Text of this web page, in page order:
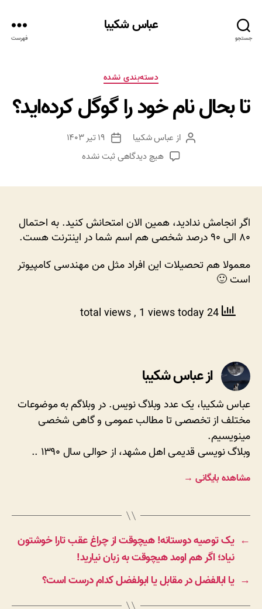
جستجو
عباس شکیبا
فهرست
دسته‌ها
دسته‌بندی نشده
تا بحال نام خود را گوگل کرده‌اید؟
نویسنده
نوشته
از عباس شکیبا
تاریخ
نوشته
۱۹ تیر ۱۴۰۳
هیچ دیدگاهیبرای
را
گوگل
کرده‌اید؟
ثبت نشده
اگر انجامش ندادید، همین الان امتحانش کنید. به احتمال
۸۰ الی ۹۰ درصد شخصی هم اسم شما در اینترنت هست.
معمولا هم تحصیلات این افراد مثل من مهندسی کامپیوتر
است 🙂
, 1 views today
از عباس شکیبا
عباس شکیبا، یک عدد وبلاگ نویس. در وبلاگم به موضوعات
مختلف از تخصصی تا مطالب عمومی و گاهی شخصی
مینویسیم.
وبلاگ نویسی قدیمی اهل مشهد، از حوالی سال ۱۳۹۰ ..
مشاهده بایگانی →
← یک توصیه دوستانه! هیچوقت از چراغ عقب تارا خوشتون
نیاد؛ اگر هم اومد هیچوقت به زبان نیارید!
→ یا ابالفضل در مقابل یا ابولفضل کدام درست است؟